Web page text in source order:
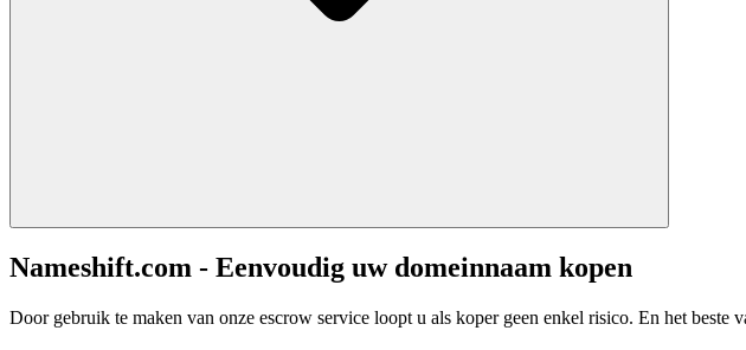
Nameshift.com - Eenvoudig uw domeinnaam kopen
Door gebruik te maken van onze escrow service loopt u als koper geen enkel risico. En het beste